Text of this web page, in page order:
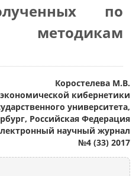
по
методикам
Коростелева М.В.
кибернетики
университета,
Российская Федерация
научный журнал
№4 (33) 2017